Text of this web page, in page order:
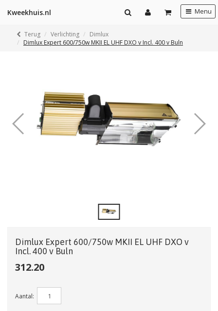
Kweekhuis.nl Menu
Terug Verlichting
Dimlux
Dimlux Expert 600/750w MKII EL UHF DXO v Incl. 400 v Buln
Dimlux Expert 600/750w MKII EL UHF DXO v
Incl. 400 v Buln
312.20
Aantal: